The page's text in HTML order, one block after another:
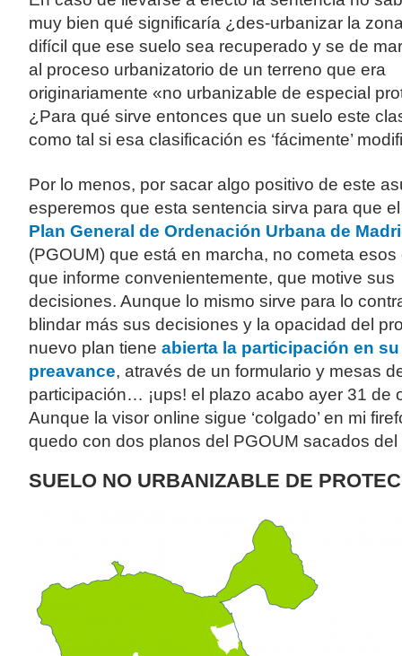
muy bien qué significaría ¿des-urbanizar la
difícil que ese suelo sea recuperado y se de
al proceso urbanizatorio de un terreno que era
originariamente «no urbanizable de especial
¿Para qué sirve entonces que un suelo este
como tal si esa clasificación es ‘fácimente’
Por lo menos, por sacar algo positivo de este
esperemos que esta sentencia sirva para que
Plan General de Ordenación Urbana de
(PGOUM) que está en marcha, no cometa esos
que informe convenientemente, que motive sus
decisiones. Aunque lo mismo sirve para lo
blindar más sus decisiones y la opacidad del
nuevo plan tiene abierta la participación en su
preavance, através de un formulario y mesas
participación… ¡ups! el plazo acabo ayer 31 de
Aunque la visor online sigue ‘colgado’ en mi
quedo con dos planos del PGOUM sacados del
SUELO NO URBANIZABLE DE